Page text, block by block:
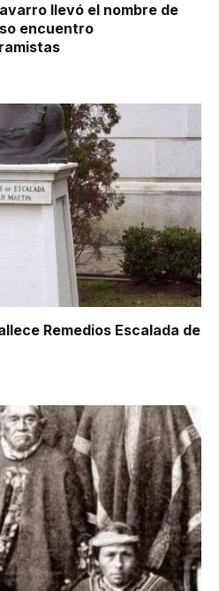
llevó el nombre de
encuentro
Remedios Escalada de